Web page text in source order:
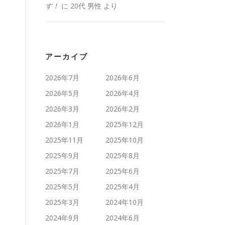
す！ に 20代 男性 より
アーカイブ
2026年7月
2026年6月
2026年5月
2026年4月
2026年3月
2026年2月
2026年1月
2025年12月
2025年11月
2025年10月
2025年9月
2025年8月
2025年7月
2025年6月
2025年5月
2025年4月
2025年3月
2024年10月
2024年9月
2024年6月